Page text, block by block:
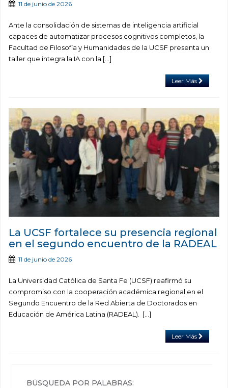
11 de junio de 2026
Ante la consolidación de sistemas de inteligencia artificial
capaces de automatizar procesos cognitivos completos, la
Facultad de Filosofía y Humanidades de la UCSF presenta un
taller que integra la IA con la […]
Leer Más
La UCSF fortalece su presencia regional
en el segundo encuentro de la RADEAL
11 de junio de 2026
La Universidad Católica de Santa Fe (UCSF) reafirmó su
compromiso con la cooperación académica regional en el
Segundo Encuentro de la Red Abierta de Doctorados en
Educación de América Latina (RADEAL). […]
Leer Más
BÚSQUEDA POR PALABRAS: